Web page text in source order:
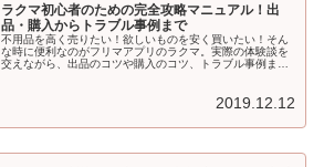
ラクマ初心者のための完全攻略マニュアル！出
品・購入からトラブル事例まで
不用品を高く売りたい！欲しいものを安く買いたい！そん
な時に便利なのがフリマアプリのラクマ。実際の体験談を
交えながら、出品のコツや購入のコツ、トラブル事例ま
2019.12.12